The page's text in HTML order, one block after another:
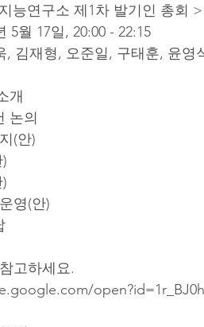
능연구소 제1차 발기인 총회 >
5월 17일, 20:00 - 22:15
, 김재형, 오준일, 구태훈, 윤영
개
논의
(안)
영(안)
고하세요.